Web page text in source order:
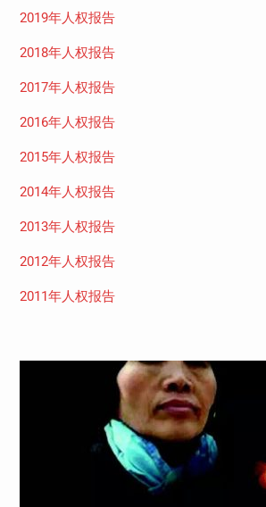
2019年人权报告
2018年人权报告
2017年人权报告
2016年人权报告
2015年人权报告
2014年人权报告
2013年人权报告
2012年人权报告
2011年人权报告